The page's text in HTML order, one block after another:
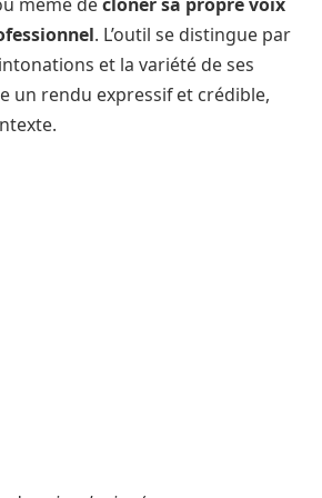
même decloner sa propre voix
. L’outil se distingue par
et la variété de ses
un rendu expressif et crédible,